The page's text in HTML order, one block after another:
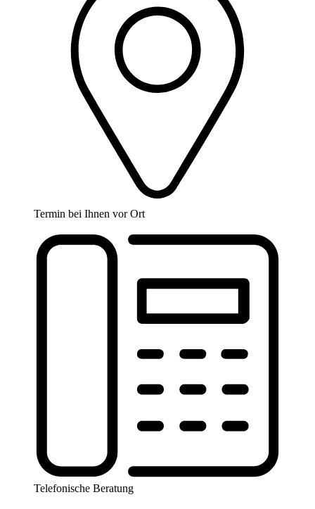
Termin bei Ihnen vor Ort
Telefonische Beratung